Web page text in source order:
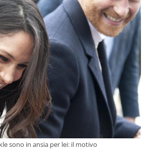
sono in ansia per lei: il motivo